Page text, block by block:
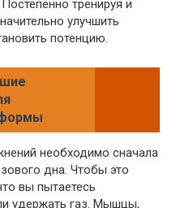
тренируя и
улучшить
потенцию.
необходимо сначала
дна. Чтобы это
вы пытаетесь
удержать газ. Мышцы,